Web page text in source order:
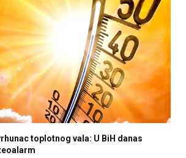
toplotnog vala: U BiH danas